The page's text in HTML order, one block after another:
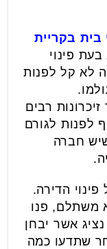
בית בקריית
בעת פינוי
לא קל לפנות
רבים
לפנות לגורם
חברה
הדירה.
משתלם, פנו
אשר יבחן
שתדעו כמה